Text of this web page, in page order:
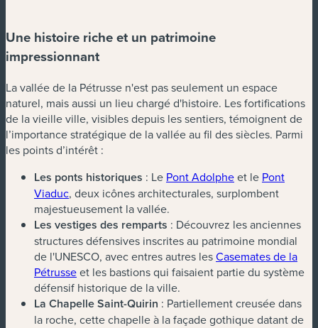
Une histoire riche et un patrimoine
impressionnant
La vallée de la Pétrusse n'est pas seulement un espace
naturel, mais aussi un lieu chargé d'histoire. Les fortifications
de la vieille ville, visibles depuis les sentiers, témoignent de
l’importance stratégique de la vallée au fil des siècles. Parmi
les points d’intérêt :
Les ponts historiques : Le Pont Adolpheet le Pont
Viaduc, deux icônes architecturales, surplombent
majestueusement la vallée.
Les vestiges des remparts : Découvrez les anciennes
structures défensives inscrites au patrimoine mondial
de l'UNESCO, avec entres autres lesCasemates de la
Pétrusseet les bastions qui faisaient partie du système
défensif historique de la ville.
La Chapelle Saint-Quirin : Partiellement creusée dans
la roche, cette chapelle à la façade gothique datant de